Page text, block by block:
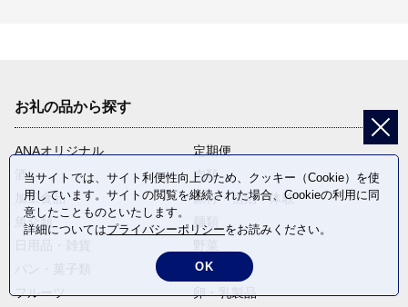
お礼の品から探す
ANAオリジナル
定期便
酒
肉類
加工食品
旅行・宿泊・体験
魚介類
麺類
電化製品
フルーツ
卵・乳製品
当サイトでは、サイト利便性向上のため、クッキー（Cookie）を使
用しています。サイトの閲覧を継続された場合、Cookieの利用に同
意したことものといたします。
詳細についてはプライバシーポリシーをお読みください。
OK